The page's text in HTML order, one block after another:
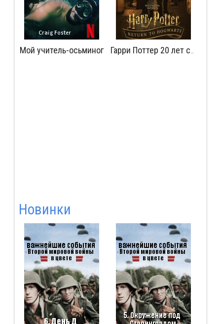
Мой учитель-осьминог
Новинки